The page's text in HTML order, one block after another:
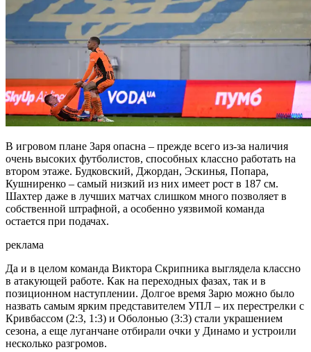
В игровом плане Заря опасна – прежде всего из-за наличия
очень высоких футболистов, способных классно работать на
втором этаже. Будковский, Джордан, Эскинья, Попара,
Кушниренко – самый низкий из них имеет рост в 187 см.
Шахтер даже в лучших матчах слишком много позволяет в
собственной штрафной, а особенно уязвимой команда
остается при подачах.
реклама
Да и в целом команда Виктора Скрипника выглядела классно
в атакующей работе. Как на переходных фазах, так и в
позиционном наступлении. Долгое время Зарю можно было
назвать самым ярким представителем УПЛ – их перестрелки с
Кривбассом (2:3, 1:3) и Оболонью (3:3) стали украшением
сезона, а еще луганчане отбирали очки у Динамо и устроили
несколько разгромов.